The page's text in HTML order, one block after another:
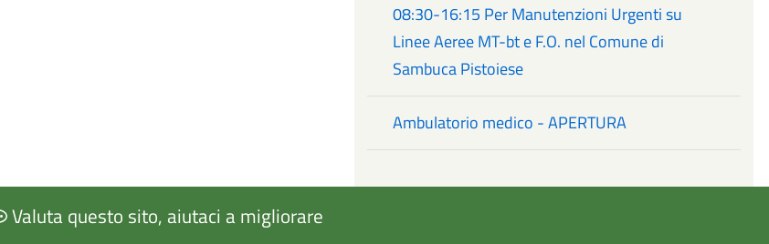
08:30-16:15 Per Manutenzioni Urgenti su
Linee Aeree MT-bt e F.O. nel Comune di
Sambuca Pistoiese
Ambulatorio medico - APERTURA
Valuta questo sito, aiutaci a migliorare